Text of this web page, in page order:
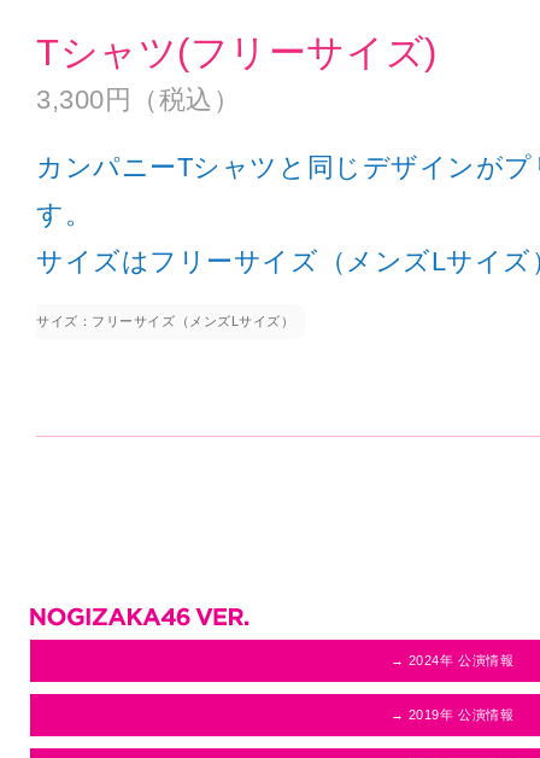
Tシャツ(フリーサイズ)
3,300円（税込）
カンパニーTシャツと同じデザインが
す。
サイズはフリーサイズ（メンズLサイ
サイズ：フリーサイズ（メンズLサイズ）
→ 2024年 公演情報
→ 2019年 公演情報